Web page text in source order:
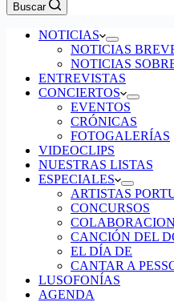
Buscar
NOTICIAS
NOTICIAS
NOTICIAS
ENTREVISTAS
CONCIERTOS
EVENTOS
CRÓNICAS
FOTOGALERÍAS
VIDEOCLIPS
NUESTRAS LISTAS
ESPECIALES
ARTISTAS
CONCURSOS
CANCIÓN DEL
EL DÍA DE
CANTAR A
LUSOFONÍAS
AGENDA